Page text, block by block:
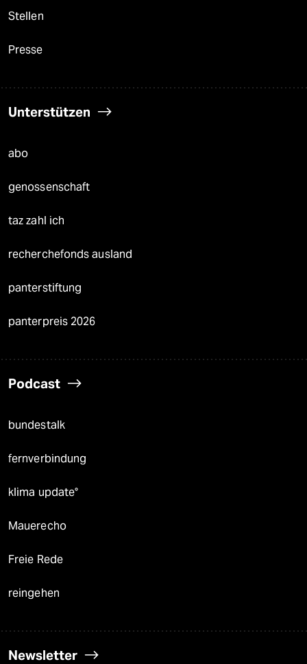
Stellen
Presse
Unterstützen
abo
genossenschaft
taz zahl ich
recherchefonds ausland
panterstiftung
panterpreis 2026
Podcast
bundestalk
fernverbindung
klima update°
Mauerecho
Freie Rede
reingehen
Newsletter